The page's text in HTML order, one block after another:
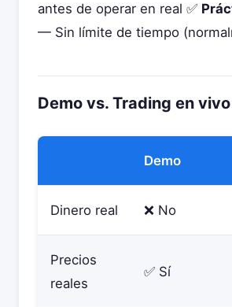
antes de operar en real ✅
— Sin límite de tiempo
Demo vs. Trading en vivo
Demo
Dinero real ❌ No
Precios
reales
✅ Sí